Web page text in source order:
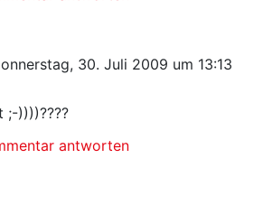
30. Juli 2009 um 13:13
;-))))????
antworten